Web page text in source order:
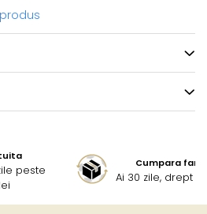
peste
Cumpara fara
Ai 30 zile, drept